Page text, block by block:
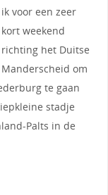
ik voor een zeer
kort weekend
richting het Duitse
Manderscheid om
te gaan
stadje
Palts in de